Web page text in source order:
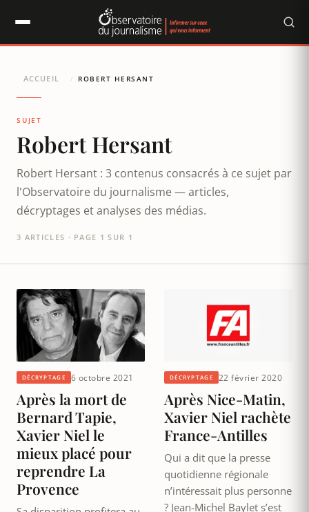
ACCUEIL / ROBERT HERSANT
SUJET
Robert Hersant
Robert Hersant : 3 contenus consacrés à ce sujet par
l'Observatoire du journalisme — articles,
décryptages et analyses des médias.
3 ARTICLES · PAGE 1 SUR 1
DÉCRYPTAGE 6 octobre 2021
Après la mort de
Bernard Tapie,
Xavier Niel le
mieux placé pour
reprendre La
Provence
DÉCRYPTAGE 22 février 2020
Après Nice-Matin,
Xavier Niel rachète
France-Antilles
Qui a dit que la presse
quotidienne régionale
n’intéressait plus personne
? Jean-Michel Baylet s’est
Panneau de gestion des cookies